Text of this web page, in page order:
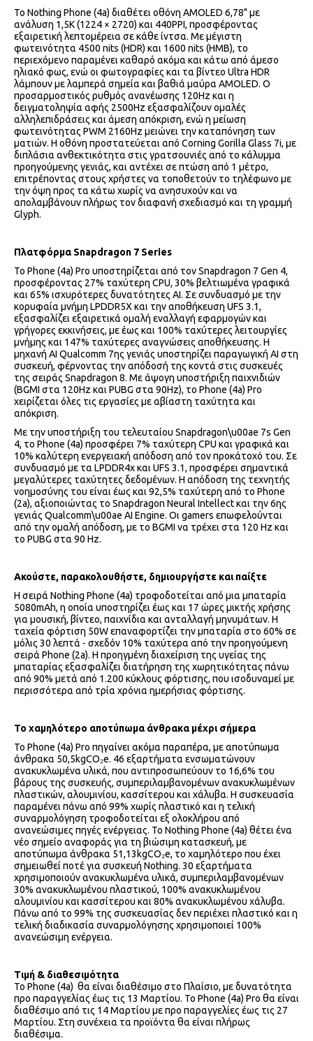
Το Nothing Phone (4a) διαθέτει οθόνη AMOLED 6,78" με
ανάλυση 1,5K (1224 × 2720) και 440PPI, προσφέροντας
εξαιρετική λεπτομέρεια σε κάθε ίντσα. Με μέγιστη
φωτεινότητα 4500 nits (HDR) και 1600 nits (HMB), το
περιεχόμενο παραμένει καθαρό ακόμα και κάτω από άμεσο
ηλιακό φως, ενώ οι φωτογραφίες και τα βίντεο Ultra HDR
λάμπουν με λαμπερά σημεία και βαθιά μαύρα AMOLED. Ο
προσαρμοστικός ρυθμός ανανέωσης 120Hz και η
δειγματοληψία αφής 2500Hz εξασφαλίζουν ομαλές
αλληλεπιδράσεις και άμεση απόκριση, ενώ η μείωση
φωτεινότητας PWM 2160Hz μειώνει την καταπόνηση των
ματιών. Η οθόνη προστατεύεται από Corning Gorilla Glass 7i, με
διπλάσια ανθεκτικότητα στις γρατσουνιές από το κάλυμμα
προηγούμενης γενιάς, και αντέχει σε πτώση από 1 μέτρο,
επιτρέποντας στους χρήστες να τοποθετούν το τηλέφωνο με
την όψη προς τα κάτω χωρίς να ανησυχούν και να
απολαμβάνουν πλήρως τον διαφανή σχεδιασμό και τη γραμμή
Glyph.
Πλατφόρμα Snapdragon 7 Series
Το Phone (4a) Pro υποστηρίζεται από τον Snapdragon 7 Gen 4,
προσφέροντας 27% ταχύτερη CPU, 30% βελτιωμένα γραφικά
και 65% ισχυρότερες δυνατότητες AI. Σε συνδυασμό με την
κορυφαία μνήμη LPDDR5X και την αποθήκευση UFS 3.1,
εξασφαλίζει εξαιρετικά ομαλή εναλλαγή εφαρμογών και
γρήγορες εκκινήσεις, με έως και 100% ταχύτερες λειτουργίες
μνήμης και 147% ταχύτερες αναγνώσεις αποθήκευσης. Η
μηχανή AI Qualcomm 7ης γενιάς υποστηρίζει παραγωγική AI στη
συσκευή, φέρνοντας την απόδοσή της κοντά στις συσκευές
της σειράς Snapdragon 8. Με άψογη υποστήριξη παιχνιδιών
(BGMI στα 120Hz και PUBG στα 90Hz), το Phone (4a) Pro
χειρίζεται όλες τις εργασίες με αβίαστη ταχύτητα και
απόκριση.
Με την υποστήριξη του τελευταίου Snapdragon\u00ae 7s Gen
4, το Phone (4a) προσφέρει 7% ταχύτερη CPU και γραφικά και
10% καλύτερη ενεργειακή απόδοση από τον προκάτοχό του. Σε
συνδυασμό με τα LPDDR4x και UFS 3.1, προσφέρει σημαντικά
μεγαλύτερες ταχύτητες δεδομένων. Η απόδοση της τεχνητής
νοημοσύνης του είναι έως και 92,5% ταχύτερη από το Phone
(2a), αξιοποιώντας το Snapdragon Neural Intellect και την 6ης
γενιάς Qualcomm\u00ae AI Engine. Οι gamers επωφελούνται
από την ομαλή απόδοση, με το BGMI να τρέχει στα 120 Hz και
το PUBG στα 90 Hz.
Ακούστε, παρακολουθήστε, δημιουργήστε και παίξτε
Η σειρά Nothing Phone (4a) τροφοδοτείται από μια μπαταρία
5080mAh, η οποία υποστηρίζει έως και 17 ώρες μικτής χρήσης
για μουσική, βίντεο, παιχνίδια και ανταλλαγή μηνυμάτων. Η
ταχεία φόρτιση 50W επαναφορτίζει την μπαταρία στο 60% σε
μόλις 30 λεπτά - σχεδόν 10% ταχύτερα από την προηγούμενη
σειρά Phone (2a). Η προηγμένη διαχείριση της υγείας της
μπαταρίας εξασφαλίζει διατήρηση της χωρητικότητας πάνω
από 90% μετά από 1.200 κύκλους φόρτισης, που ισοδυναμεί με
περισσότερα από τρία χρόνια ημερήσιας φόρτισης.
Το χαμηλότερο αποτύπωμα άνθρακα μέχρι σήμερα
Το Phone (4a) Pro πηγαίνει ακόμα παραπέρα, με αποτύπωμα
άνθρακα 50,5kgCO₂e. 46 εξαρτήματα ενσωματώνουν
ανακυκλωμένα υλικά, που αντιπροσωπεύουν το 16,6% του
βάρους της συσκευής, συμπεριλαμβανομένων ανακυκλωμένων
πλαστικών, αλουμινίου, κασσίτερου και χάλυβα. Η συσκευασία
παραμένει πάνω από 99% χωρίς πλαστικό και η τελική
συναρμολόγηση τροφοδοτείται εξ ολοκλήρου από
ανανεώσιμες πηγές ενέργειας. Το Nothing Phone (4a) θέτει ένα
νέο σημείο αναφοράς για τη βιώσιμη κατασκευή, με
αποτύπωμα άνθρακα 51,13kgCO₂e, το χαμηλότερο που έχει
σημειωθεί ποτέ για συσκευή Nothing. 30 εξαρτήματα
χρησιμοποιούν ανακυκλωμένα υλικά, συμπεριλαμβανομένων
30% ανακυκλωμένου πλαστικού, 100% ανακυκλωμένου
αλουμινίου και κασσίτερου και 80% ανακυκλωμένου χάλυβα.
Πάνω από το 99% της συσκευασίας δεν περιέχει πλαστικό και η
τελική διαδικασία συναρμολόγησης χρησιμοποιεί 100%
ανανεώσιμη ενέργεια.
Τιμή & διαθεσιμότητα
Το Phone (4a) θα είναι διαθέσιμο στο Πλαίσιο, με δυνατότητα
προ παραγγελίας έως τις 13 Μαρτίου. Το Phone (4a) Pro θα είναι
διαθέσιμο από τις 14 Μαρτίου με προ παραγγελίες έως τις 27
Μαρτίου. Στη συνέχεια τα προϊόντα θα είναι πλήρως
διαθέσιμα.